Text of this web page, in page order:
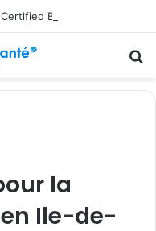
B Corporation™
la
Ile-de-